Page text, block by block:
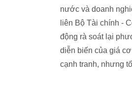
nước và doanh
liên Bộ Tài chính -
động rà soát lại
diễn biến của giá
cạnh tranh, nhưng